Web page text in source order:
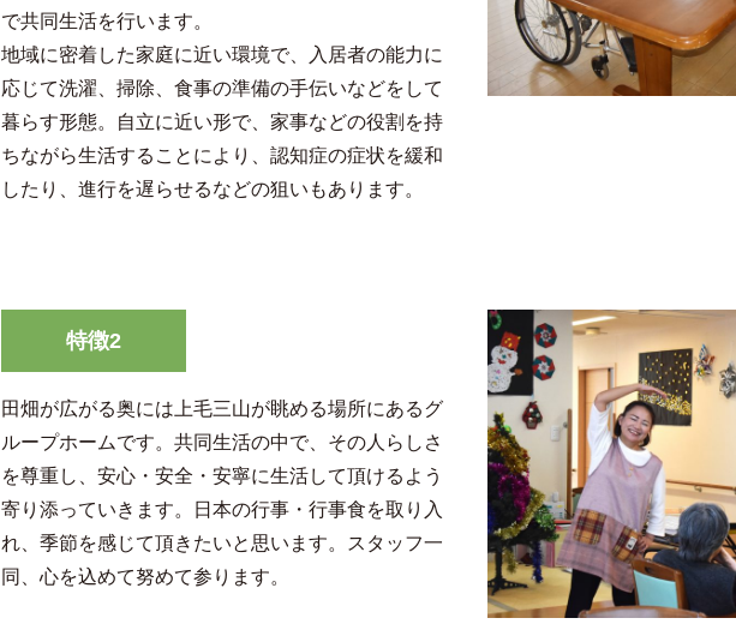
で共同生活を行います。
地域に密着した家庭に近い環境で、入居者の能力に
応じて洗濯、掃除、食事の準備の手伝いなどをして
暮らす形態。自立に近い形で、家事などの役割を持
ちながら生活することにより、認知症の症状を緩和
したり、進行を遅らせるなどの狙いもあります。
特徴2
田畑が広がる奥には上毛三山が眺める場所にあるグ
ループホームです。共同生活の中で、その人らしさ
を尊重し、安心・安全・安寧に生活して頂けるよう
寄り添っていきます。日本の行事・行事食を取り入
れ、季節を感じて頂きたいと思います。スタッフ一
同、心を込めて努めて参ります。